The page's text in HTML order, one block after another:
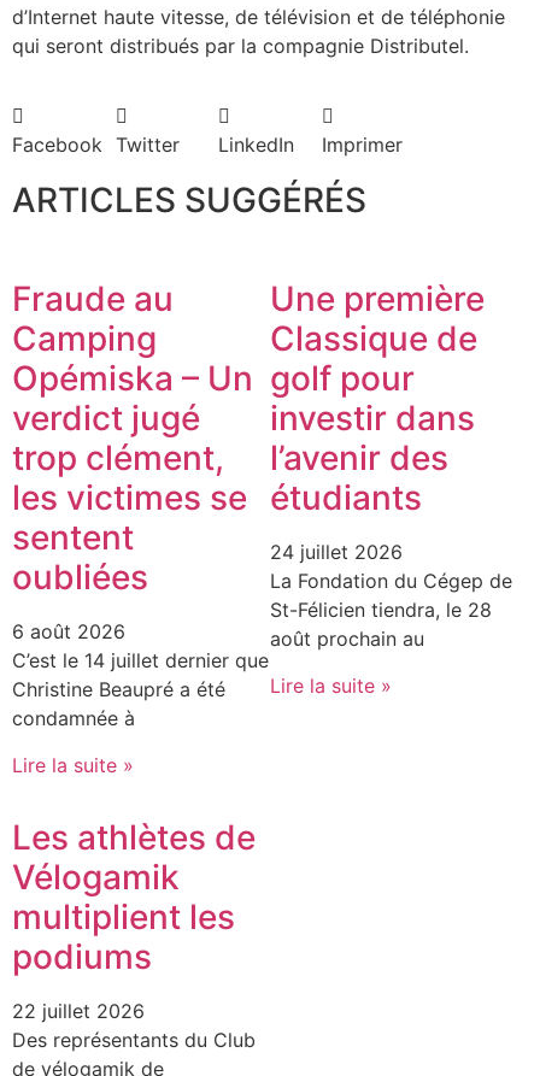
d’Internet haute vitesse, de télévision et de téléphonie
qui seront distribués par la compagnie Distributel.
Facebook Twitter LinkedIn Imprimer
ARTICLES SUGGÉRÉS
Fraude au
Camping
Opémiska – Un
verdict jugé
trop clément,
les victimes se
sentent
oubliées
6 août 2026
C’est le 14 juillet dernier que
Christine Beaupré a été
condamnée à
Lire la suite »
Une première
Classique de
golf pour
investir dans
l’avenir des
étudiants
24 juillet 2026
La Fondation du Cégep de
St-Félicien tiendra, le 28
août prochain au
Lire la suite »
Les athlètes de
Vélogamik
multiplient les
podiums
22 juillet 2026
Des représentants du Club
de vélogamik de